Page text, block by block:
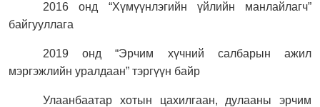
2016 онд “Хүмүүнлэгийн үйлийн манлайлагч”
байгууллага
2019 онд “Эрчим хүчний салбарын ажил
мэргэжлийн уралдаан” тэргүүн байр
Улаанбаатар хотын цахилгаан, дулааны эрчим